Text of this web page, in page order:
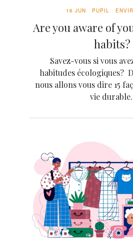
16 JUN PUPIL
Are you aware of
habits?
Savez-vous si vous
habitudes écologiques?
nous allons vous dire 15
vie durable.